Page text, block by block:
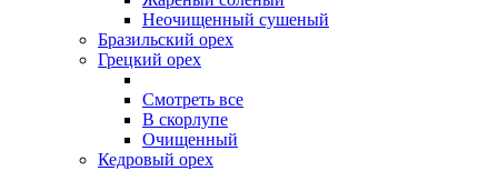
Неочищенный сушеный
Бразильский орех
Грецкий орех
Смотреть все
В скорлупе
Очищенный
Кедровый орех